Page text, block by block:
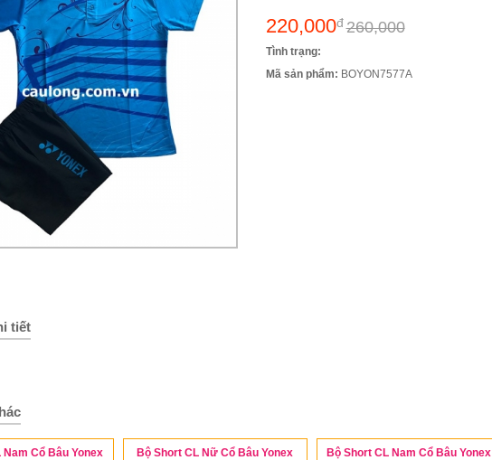
220,000đ260,000
Tình trạng:
Mã sản phẩm: BOYON7577A
tiết
Nam Cổ Bâu Yonex
Bộ Short CL Nữ Cổ Bâu Yonex
Bộ Short CL Nam Cổ Bâu Yonex